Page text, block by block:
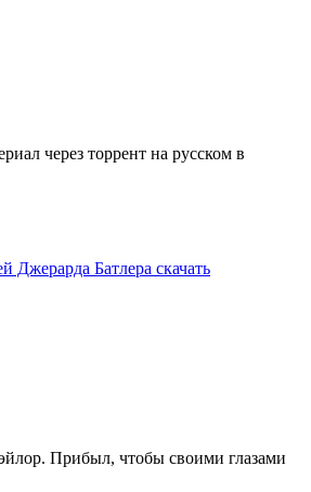
через торрент на русском в
Джерарда Батлера скачать
Прибыл, чтобы своими глазами